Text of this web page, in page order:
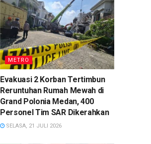
METRO
Evakuasi 2 Korban Tertimbun
Reruntuhan Rumah Mewah di
Grand Polonia Medan, 400
Personel Tim SAR Dikerahkan
SELASA, 21 JULI 2026